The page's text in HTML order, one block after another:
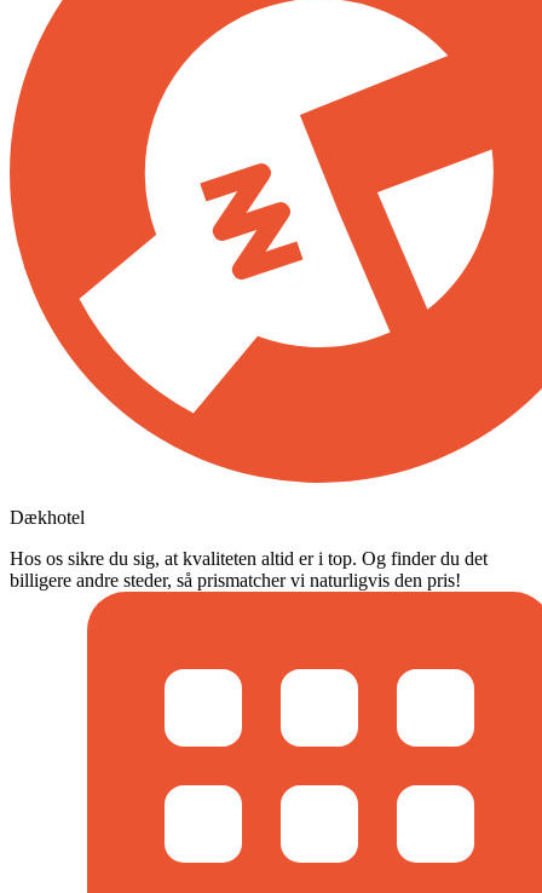
Dækhotel
Hos os sikre du sig, at kvaliteten altid er i top. Og finder du det
billigere andre steder, så prismatcher vi naturligvis den pris!